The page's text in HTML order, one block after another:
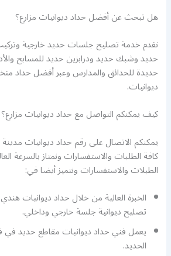
هل تبحث عن أفضل حداد ديوانيات مزارع؟
نقدم خدمة تصليح جلسات حديد خارجية
حديد وشبك حديد ودرابزين حديد للمسابح
حديدة للحدائق والمدارس وعبر أفضل
ديوانيات.
كيف يمكنكم التواصل مع حداد ديوانيات مزارع؟
يمكنكم الاتصال على رقم حداد ديوانيات مدينة
كافة الطلبات والاستفسارات ونمتاز بالسرعة
الطبلات والاستفسارات ونتميز أيضا في:
الخبرة العالية من خلال حداد ديوانيات
تصليح ديوانية جلسة خارجي وداخلي.
يعمل فني حداد ديوانيات مقاطع حديد في
الحديد.